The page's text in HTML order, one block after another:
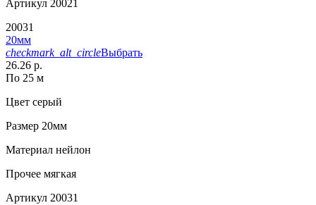
Артикул 20021
20031
20мм
checkmark_alt_circleВыбрать
26.26 р.
По 25 м
Цвет серый
Размер 20мм
Материал нейлон
Прочее мягкая
Артикул 20031